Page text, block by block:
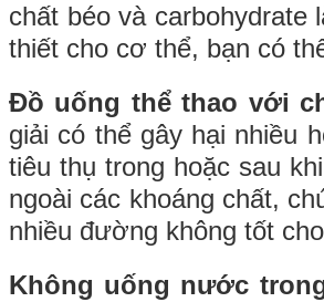
chất béo và
thiết cho cơ thể, bạn có
Đồ uống thể thao với
giải có thể gây hại nhiều
tiêu thụ trong hoặc sau
ngoài các khoáng chất,
nhiều đường không tốt
Không uống nước